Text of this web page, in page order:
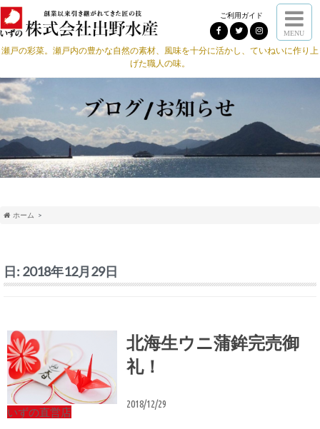
ご利用ガイド
MENU
瀬戸の彩菜。瀬戸内の豊かな自然の素材、風味を十分に活かし、ていねいに作り上
げた職人の味。
ホーム
日: 2018年12月29日
いずの直営店
北海生ウニ蒲鉾完売御
礼！
2018/12/29